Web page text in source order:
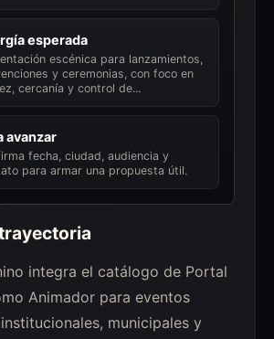
esperada
escénica para lanzamientos,
y ceremonias, con foco en
cercanía y control de...
avanzar
fecha, ciudad, audiencia y
para armar una propuesta útil.
integra el catálogo de Portal
Animador para eventos
municipales y